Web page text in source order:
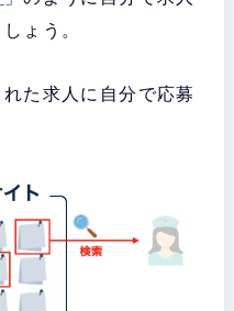
ょう。
た求人に自分で応募